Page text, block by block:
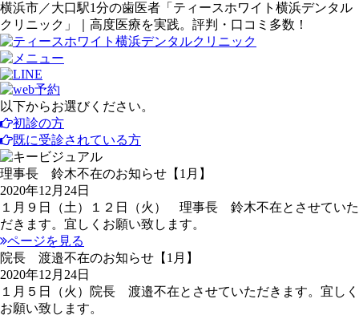
横浜市／大口駅1分の歯医者「ティースホワイト横浜デンタル
クリニック」｜高度医療を実践。評判・口コミ多数！
以下からお選びください。
初診の方
既に受診されている方
理事長 鈴木不在のお知らせ【1月】
2020年12月24日
１月９日（土）１２日（火） 理事長 鈴木不在とさせていた
だきます。宜しくお願い致します。
ページを見る
院長 渡邉不在のお知らせ【1月】
2020年12月24日
１月５日（火）院長 渡邉不在とさせていただきます。宜しく
お願い致します。